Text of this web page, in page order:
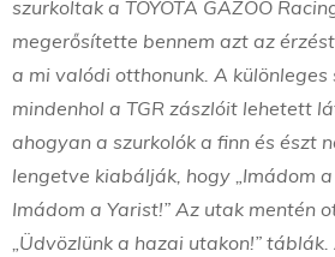
szurkoltak a TOYOTA GAZOO
megerősítette bennem azt az
a mi valódi otthonunk. A különleges
mindenhol a TGR zászlóit lehetett
ahogyan a szurkolók a finn és észt
lengetve kiabálják, hogy „Imádom a
Imádom a Yarist!” Az utak mentén
„Üdvözlünk a hazai utakon!”